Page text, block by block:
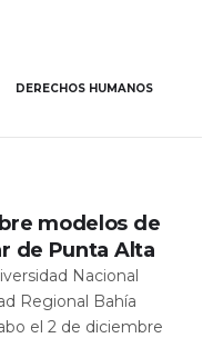
DERECHOS HUMANOS
modelos de
de Punta Alta
Nacional
Regional Bahía
el 2 de diciembre